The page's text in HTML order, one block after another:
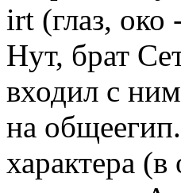
irt (глаз,
Нут, брат
входил с
на
характера